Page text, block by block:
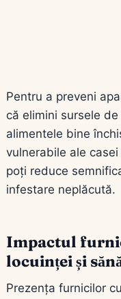
Pentru a preveni
că elimini sursele
alimentele bine
vulnerabile ale
poți reduce
infestare neplăcută.
Impactul
locuinței și
Prezența furnicilor